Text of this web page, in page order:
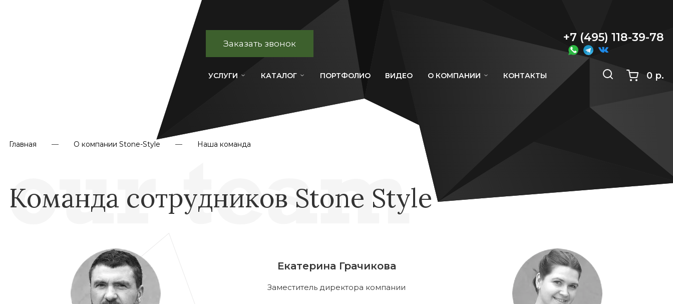
Заказать звонок +7 (495) 118-39-78
УСЛУГИ КАТАЛОГ ПОРТФОЛИО ВИДЕО О КОМПАНИИ КОНТАКТЫ 0 р.
Главная О компании Stone-Style Наша команда
Команда сотрудников Stone Style
Екатерина Грачикова
Заместитель директора компании